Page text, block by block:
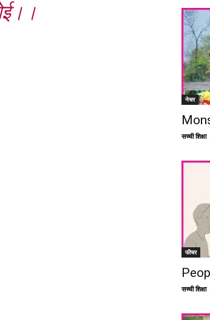
नेचर
सच्ची शिक्षा
फीचर
सच्ची शिक्षा